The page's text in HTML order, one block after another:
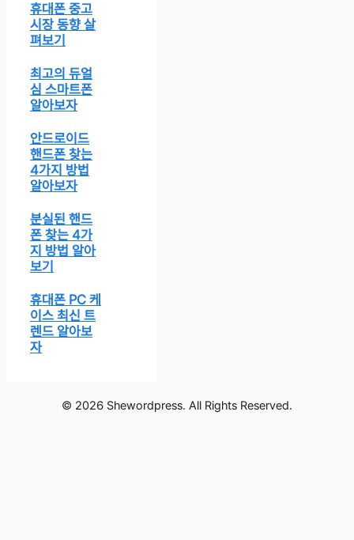
휴대폰 중고
시장 동향 살
펴보기
최고의 듀얼
심 스마트폰
알아보자
안드로이드
핸드폰 찾는
4가지 방법
알아보자
분실된 핸드
폰 찾는 4가
지 방법 알아
보기
휴대폰 PC 케
이스 최신 트
렌드 알아보
자
© 2026 Shewordpress. All Rights Reserved.